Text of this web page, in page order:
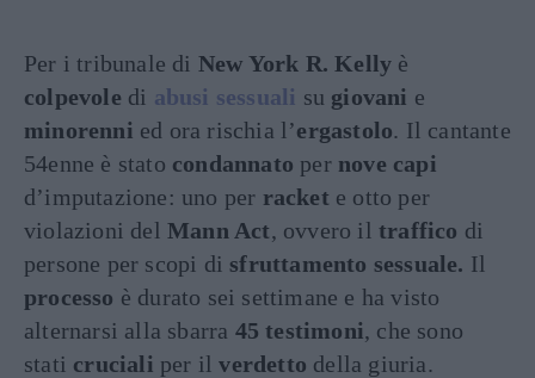
Per i tribunale di New York R. Kelly è
colpevole di abusi sessuali su giovani e
minorenni ed ora rischia l’ergastolo. Il cantante
54enne è stato condannato per nove capi
d’imputazione: uno per racket e otto per
violazioni del Mann Act, ovvero iltraffico di
persone per scopi di sfruttamento sessuale. Il
processo è durato sei settimane e ha visto
alternarsi alla sbarra 45 testimoni, che sono
stati cruciali per ilverdetto della giuria.